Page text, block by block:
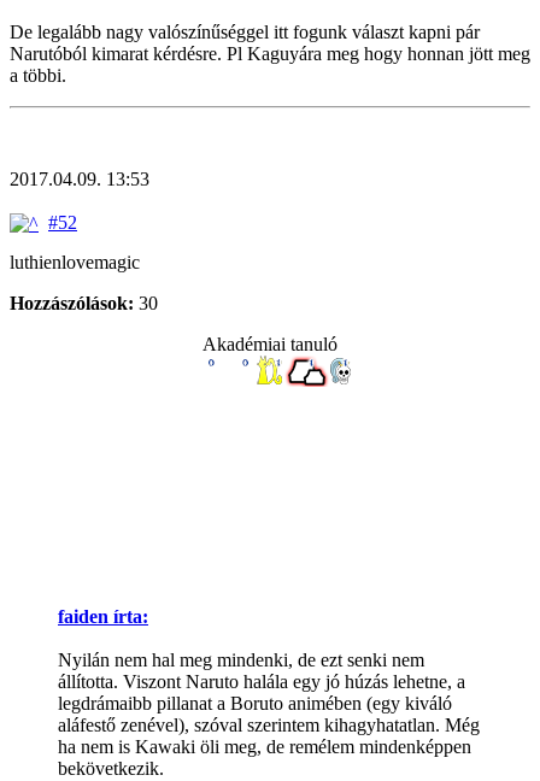
De legalább nagy valószínűséggel itt fogunk választ kapni pár
Narutóból kimarat kérdésre. Pl Kaguyára meg hogy honnan jött meg
a többi.
2017.04.09. 13:53
#52
luthienlovemagic
Hozzászólások: 30
Akadémiai tanuló
faiden írta:
Nyilán nem hal meg mindenki, de ezt senki nem
állította. Viszont Naruto halála egy jó húzás lehetne, a
legdrámaibb pillanat a Boruto animében (egy kiváló
aláfestő zenével), szóval szerintem kihagyhatatlan. Még
ha nem is Kawaki öli meg, de remélem mindenképpen
bekövetkezik.